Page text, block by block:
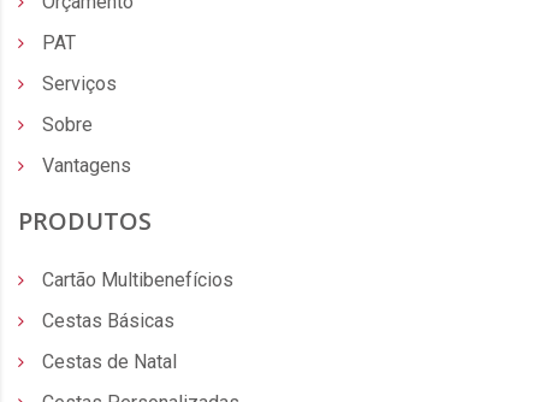
PAT
Serviços
Sobre
Vantagens
PRODUTOS
Cartão Multibenefícios
Cestas Básicas
Cestas de Natal